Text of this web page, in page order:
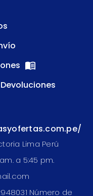
Lima Perú
a 5:45 pm.
Número de